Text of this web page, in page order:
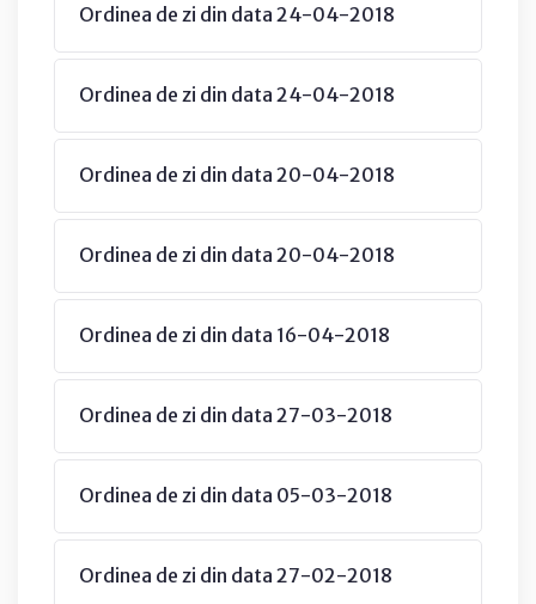
Ordinea de zi din data 24-04-2018
Ordinea de zi din data 24-04-2018
Ordinea de zi din data 20-04-2018
Ordinea de zi din data 20-04-2018
Ordinea de zi din data 16-04-2018
Ordinea de zi din data 27-03-2018
Ordinea de zi din data 05-03-2018
Ordinea de zi din data 27-02-2018